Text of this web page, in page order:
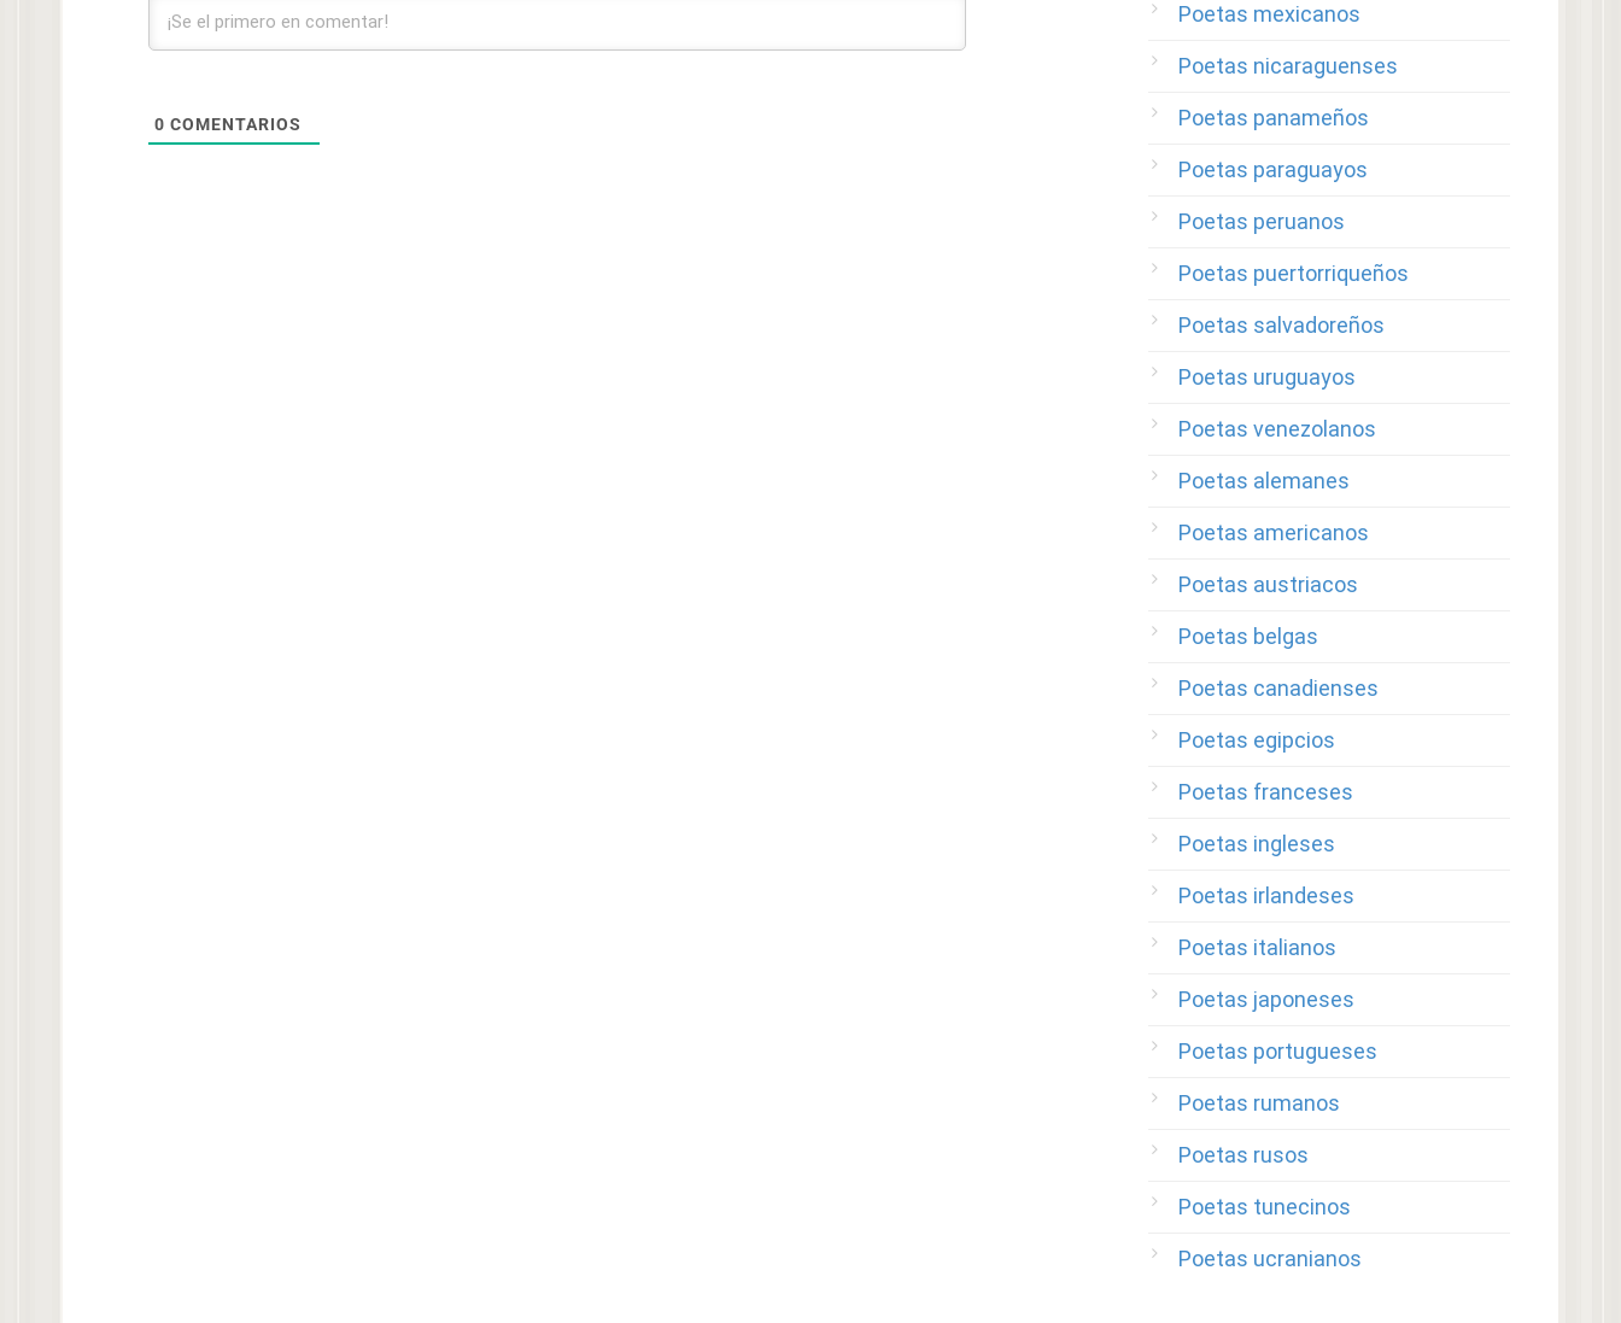
0 COMENTARIOS
Poetas mexicanos
Poetas nicaraguenses
Poetas panameños
Poetas paraguayos
Poetas peruanos
Poetas puertorriqueños
Poetas salvadoreños
Poetas uruguayos
Poetas venezolanos
Poetas alemanes
Poetas americanos
Poetas austriacos
Poetas belgas
Poetas canadienses
Poetas egipcios
Poetas franceses
Poetas ingleses
Poetas irlandeses
Poetas italianos
Poetas japoneses
Poetas portugueses
Poetas rumanos
Poetas rusos
Poetas tunecinos
Poetas ucranianos